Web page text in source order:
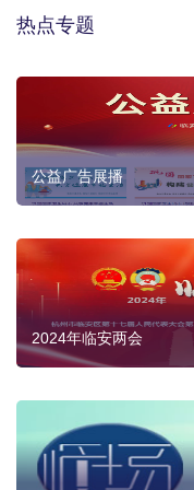
热点专题
公益广告展播
2024年临安两会